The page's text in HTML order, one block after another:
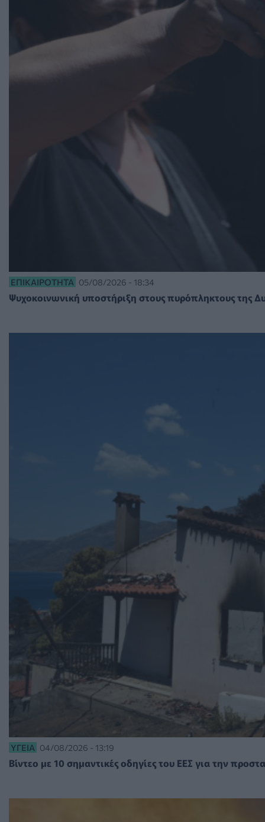
ΕΠΙΚΑΙΡΌΤΗΤΑ 05/08/2026 - 18:34
Ψυχοκοινωνική υποστήριξη στους πυρόπληκτους της
ΥΓΕΊΑ 04/08/2026 - 13:19
Βίντεο με 10 σημαντικές οδηγίες του ΕΕΣ για την